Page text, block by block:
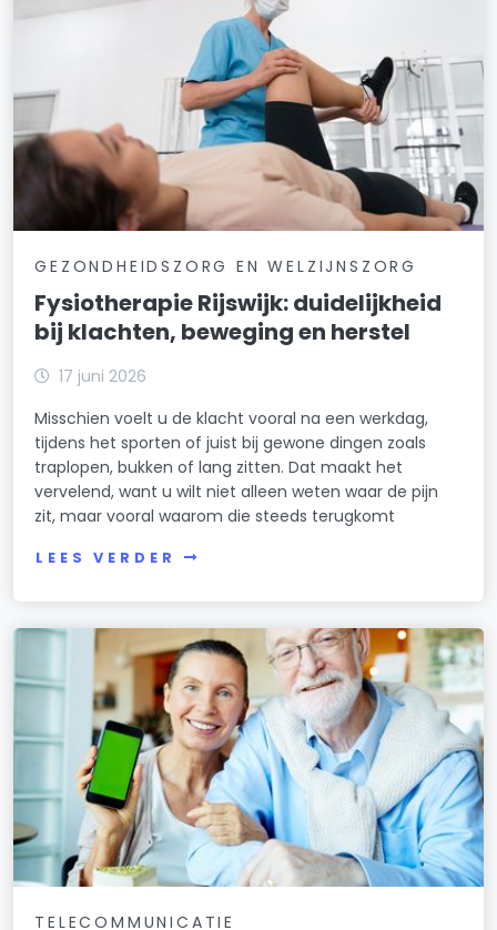
GEZONDHEIDSZORG EN WELZIJNSZORG
Fysiotherapie Rijswijk: duidelijkheid
bij klachten, beweging en herstel
17 juni 2026
Misschien voelt u de klacht vooral na een werkdag,
tijdens het sporten of juist bij gewone dingen zoals
traplopen, bukken of lang zitten. Dat maakt het
vervelend, want u wilt niet alleen weten waar de pijn
zit, maar vooral waarom die steeds terugkomt
LEES VERDER
TELECOMMUNICATIE